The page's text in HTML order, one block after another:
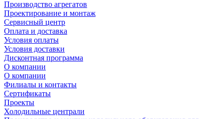
Производство агрегатов
Проектирование и монтаж
Сервисный центр
Оплата и доставка
Условия оплаты
Условия доставки
Дисконтная программа
О компании
О компании
Филиалы и контакты
Сертификаты
Проекты
Холодильные централи